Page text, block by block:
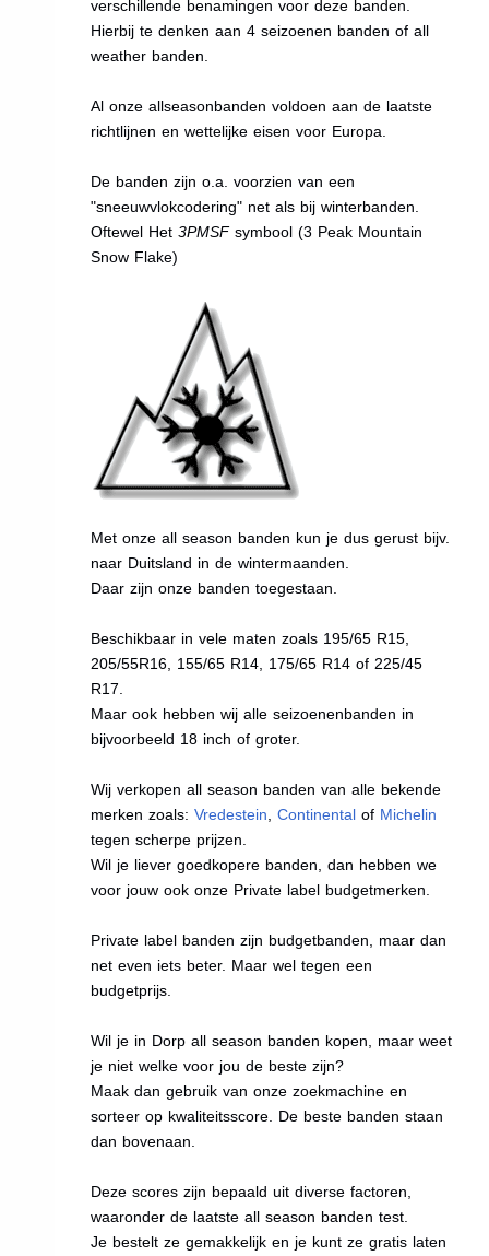
verschillende benamingen voor deze banden.
Hierbij te denken aan 4 seizoenen banden of all
weather banden.
Al onze allseasonbanden voldoen aan de laatste
richtlijnen en wettelijke eisen voor Europa.
De banden zijn o.a. voorzien van een
"sneeuwvlokcodering" net als bij winterbanden.
Oftewel Het3PMSFsymbool (3 Peak Mountain
Snow Flake)
Met onze all season banden kun je dus gerust bijv.
naar Duitsland in de wintermaanden.
Daar zijn onze banden toegestaan.
Beschikbaar in vele maten zoals 195/65 R15,
205/55R16, 155/65 R14, 175/65 R14 of 225/45
R17.
Maar ook hebben wij alle seizoenenbanden in
bijvoorbeeld 18 inch of groter.
Wij verkopen all season banden van alle bekende
merken zoals:Vredestein ,Continental of Michelin
tegen scherpe prijzen.
Wil je liever goedkopere banden, dan hebben we
voor jouw ook onze Private label budgetmerken.
Private label banden zijn budgetbanden, maar dan
net even iets beter. Maar wel tegen een
budgetprijs.
Wil je in Dorp all season banden kopen, maar weet
je niet welke voor jou de beste zijn?
Maak dan gebruik van onze zoekmachine en
sorteer op kwaliteitsscore. De beste banden staan
dan bovenaan.
Deze scores zijn bepaald uit diverse factoren,
waaronder de laatste all season banden test.
Je bestelt ze gemakkelijk en je kunt ze gratis laten